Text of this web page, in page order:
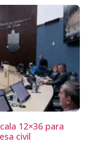
12×36 para
civil